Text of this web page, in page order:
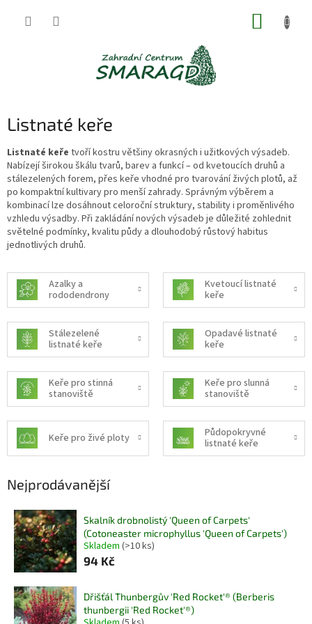
Listnaté keře
Listnaté keře tvoří kostru většiny okrasných i užitkových výsadeb.
Nabízejí širokou škálu tvarů, barev a funkcí – od kvetoucích druhů a
stálezelených forem, přes keře vhodné pro tvarování živých plotů, až
po kompaktní kultivary pro menší zahrady. Správným výběrem a
kombinací lze dosáhnout celoroční struktury, stability i proměnlivého
vzhledu výsadby. Při zakládání nových výsadeb je důležité zohlednit
světelné podmínky, kvalitu půdy a dlouhodobý růstový habitus
jednotlivých druhů.
Azalky a
rododendrony
Kvetoucí listnaté
keře
Stálezelené
listnaté keře
Opadavé listnaté
keře
Keře pro stinná
stanoviště
Keře pro slunná
stanoviště
Keře pro živé ploty
Půdopokryvné
listnaté keře
Nejprodávanější
Skalník drobnolistý 'Queen of Carpets'
(Cotoneaster microphyllus 'Queen of Carpets')
Skladem (>10 ks)
94 Kč
Dřišťál Thunbergův 'Red Rocket'® (Berberis
thunbergii 'Red Rocket'®)